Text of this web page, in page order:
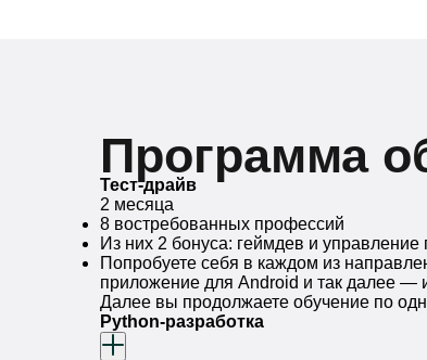
Программа
Тест-драйв
2 месяца
8 востребованных профессий
Из них 2 бонуса: геймдев и управление
Попробуете себя в каждом из
приложение для Android и так далее —
Далее вы продолжаете обучение по
Python-разработка